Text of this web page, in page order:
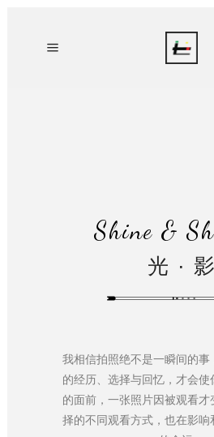
Shine &
光 · 影
我相信拍照绝不是一瞬间的事
的经历、选择与回忆，才会
的面前，一张照片因被观看
择的不同观看方式，也在影响